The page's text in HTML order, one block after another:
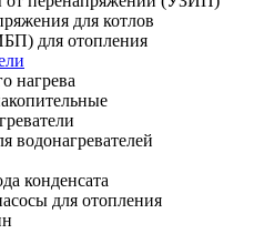
для котлов
для отопления
нагрева
водонагревателей
конденсата
для отопления